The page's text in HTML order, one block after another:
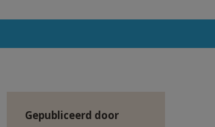
Gepubliceerd door